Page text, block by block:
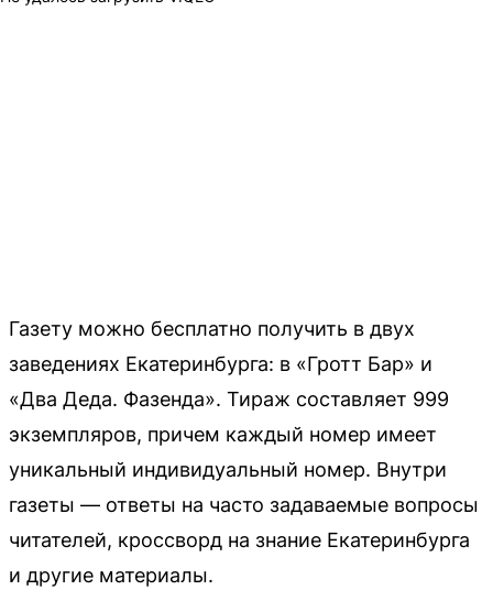
Газету можно бесплатно получить в двух
заведениях Екатеринбурга: в «Гротт Бар» и
«Два Деда. Фазенда». Тираж составляет 999
экземпляров, причем каждый номер имеет
уникальный индивидуальный номер. Внутри
газеты — ответы на часто задаваемые вопросы
читателей, кроссворд на знание Екатеринбурга
и другие материалы.